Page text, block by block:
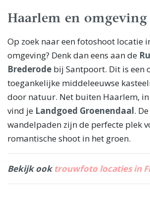
Haarlem en omgeving
Op zoek naar een fotoshoot locatie
omgeving? Denk dan eens aan de
Brederode bij Santpoort. Dit is een
toegankelijke middeleeuwse
door natuur. Net buiten Haarlem, in
vind je Landgoed Groenendaal.
wandelpaden zijn de perfecte plek
romantische shoot in het groen.
Bekijk ooktrouwfoto locaties in